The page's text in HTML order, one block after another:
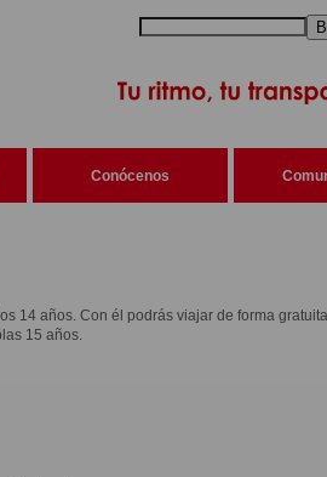
Conócenos
14 años. Con él podrás viajar de forma
15 años.